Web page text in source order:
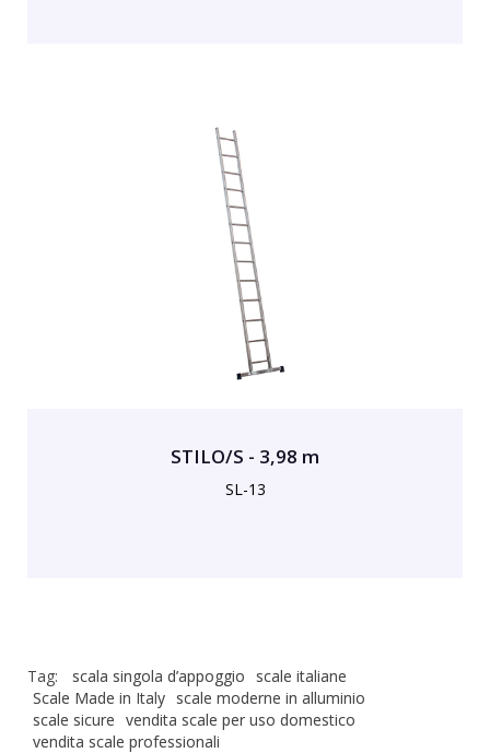
STILO/S - 3,98 m
SL-13
Tag: scala singola d’appoggio scale italiane
Scale Made in Italy scale moderne in alluminio
scale sicure vendita scale per uso domestico
vendita scale professionali